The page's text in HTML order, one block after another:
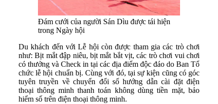
Đám cưới của người Sán Dìu được tái hiện
trong Ngày hội
Du khách đến với Lễ hội còn được tham gia các trò chơi
như: Bịt mắt đập niêu, bịt mắt bắt vịt, các trò chơi vui chơi
có thưởng và Check in tại các địa điểm độc đáo do Ban Tổ
chức lễ hội chuẩn bị. Cùng với đó, tại sự kiện cũng có góc
tuyên truyền về chuyển đổi số hướng dẫn cài đặt điện
thoại thông minh thanh toán không dùng tiền mặt, bảo
hiểm số trên điện thoại thông minh.